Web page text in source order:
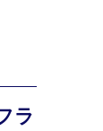
ラ